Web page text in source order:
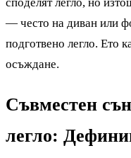
— често на диван или
подготвено легло. Ето
осъждане.
Съвместен
легло: